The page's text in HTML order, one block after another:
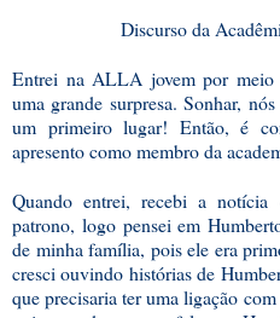
Discurso da
Entrei na ALLA jovem por
uma grande surpresa. Sonhar,
um primeiro lugar! Então, é
apresento como membro da
Quando entrei, recebi a
patrono, logo pensei em
de minha família, pois ele era
cresci ouvindo histórias de
que precisaria ter uma ligação